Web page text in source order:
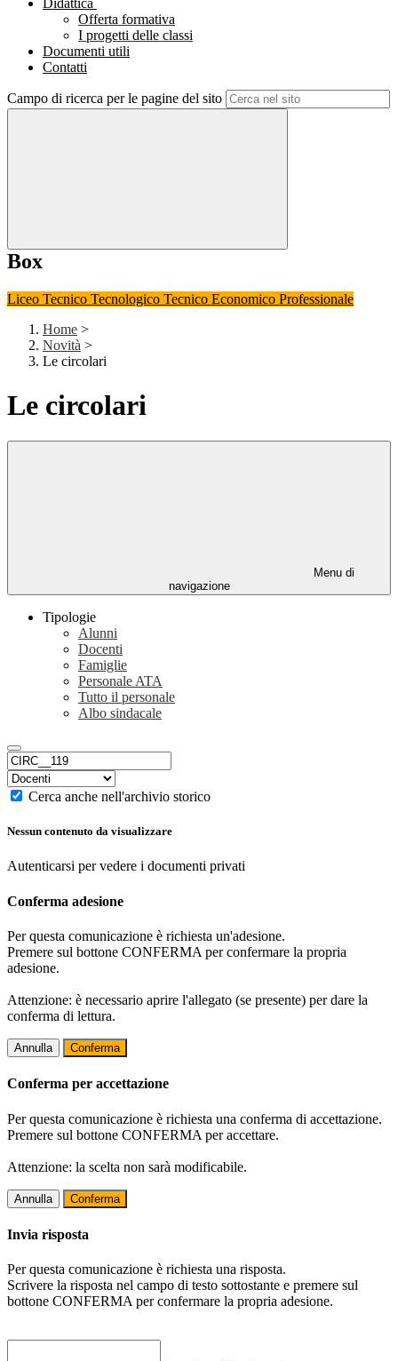
Didattica
Offerta formativa
I progetti delle classi
Documenti utili
Contatti
Campo di ricerca per le pagine del sito
Box
Liceo Tecnico Tecnologico Tecnico Economico Professionale
Home >
Novità >
Le circolari
Le circolari
Menu di
navigazione
Tipologie
Alunni
Docenti
Famiglie
Personale ATA
Tutto il personale
Albo sindacale
Cerca anche nell'archivio storico
Nessun contenuto da visualizzare
Autenticarsi per vedere i documenti privati
Conferma adesione
Per questa comunicazione è richiesta un'adesione.
Premere sul bottone CONFERMA per confermare la propria
adesione.
Attenzione: è necessario aprire l'allegato (se presente) per dare la
conferma di lettura.
Annulla Conferma
Conferma per accettazione
Per questa comunicazione è richiesta una conferma di accettazione.
Premere sul bottone CONFERMA per accettare.
Attenzione: la scelta non sarà modificabile.
Annulla Conferma
Invia risposta
Per questa comunicazione è richiesta una risposta.
Scrivere la risposta nel campo di testo sottostante e premere sul
bottone CONFERMA per confermare la propria adesione.